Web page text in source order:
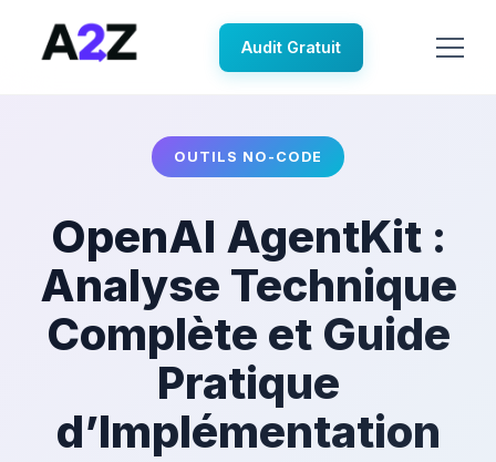
Audit Gratuit
OUTILS NO-CODE
OpenAI AgentKit :
Analyse Technique
Complète et Guide
Pratique
d’Implémentation